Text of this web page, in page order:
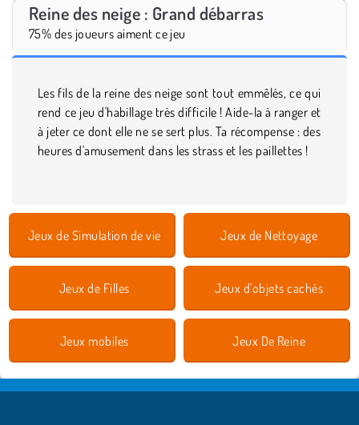
Reine des neige : Grand débarras
75% des joueurs aiment ce jeu
Les fils de la reine des neige sont tout emmêlés, ce qui
rend ce jeu d'habillage très difficile ! Aide-la à ranger et
à jeter ce dont elle ne se sert plus. Ta récompense : des
heures d'amusement dans les strass et les paillettes !
Jeux de Simulation de vie Jeux de Nettoyage
Jeux de Filles Jeux d'objets cachés
Jeux mobiles Jeux De Reine